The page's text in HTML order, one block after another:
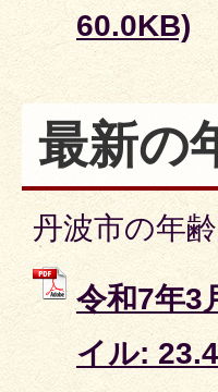
60.0KB)
最新の
丹波市の年
令和7年3
イル: